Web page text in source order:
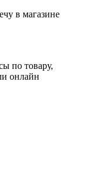
в магазине
по товару,
онлайн